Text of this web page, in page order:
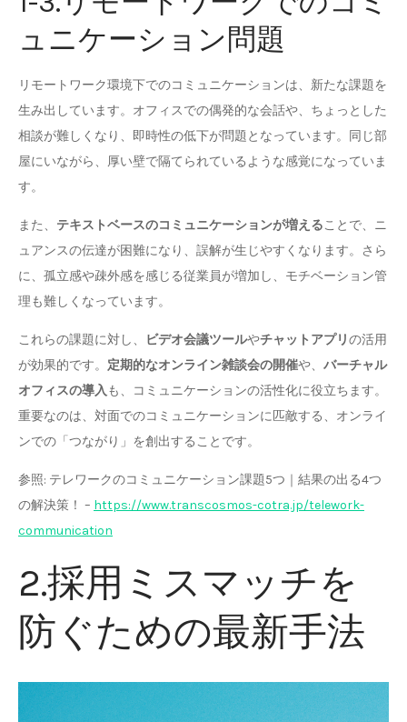
ュニケーション問題
リモートワーク環境下でのコミュニケーションは、新たな課題を
生み出しています。オフィスでの偶発的な会話や、ちょっとした
相談が難しくなり、即時性の低下が問題となっています。同じ部
屋にいながら、厚い壁で隔てられているような感覚になっていま
す。
また、 テキストベースのコミュニケーションが増えることで、ニ
ュアンスの伝達が困難になり、誤解が生じやすくなります。さら
に、孤立感や疎外感を感じる従業員が増加し、モチベーション管
理も難しくなっています。
これらの課題に対し、 ビデオ会議ツールやチャットアプリの活用
が効果的です。 定期的なオンライン雑談会の開催や、 バーチャル
オフィスの導入も、コミュニケーションの活性化に役立ちます。
重要なのは、対面でのコミュニケーションに匹敵する、オンライ
ンでの「つながり」を創出することです。
参照: テレワークのコミュニケーション課題5つ｜結果の出る4つ
の解決策！ – https://www.transcosmos-cotra.jp/telework-
communication
2.採用ミスマッチを
防ぐための最新手法